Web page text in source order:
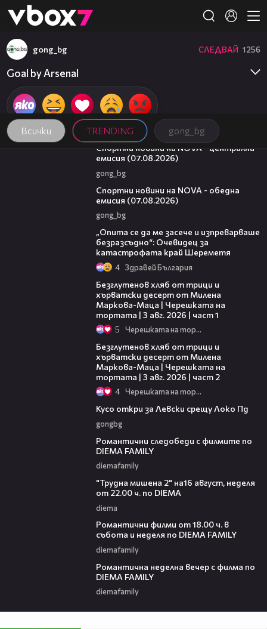
👾
Всички TRENDING gong_bg
gong_bg СЛЕДВАЙ 1256
Goal by Arsenal
05:18
Спортни новини на NOVA - централна
емисия (07.08.2026)
gong_bg
Спортни новини на NOVA - обедна
емисия (07.08.2026)
gong_bg
„Опита се да ме засече и изпреварваше
безразсъдно“: Очевидец за
катастрофата край Шереметя
4 Здравей България
Безглутенов хляб от трици и
хърватски десерт от Милена
Маркова-Маца | Черешката на
тортата | 3 авг. 2026 | част 1
5 Черешката на тортата
Безглутенов хляб от трици и
хърватски десерт от Милена
Маркова-Маца | Черешката на
тортата | 3 авг. 2026 | част 2
4 Черешката на тортата
Кусо откри за Левски срещу Локо Пд
gongbg
Романтични следобеди с филмите по
DIEMA FAMILY
diemafamily
"Трудна мишена 2" на16 август, неделя
от 22.00 ч. по DIEMA
diema
Романтични филми от 18.00 ч. в
събота и неделя по DIEMA FAMILY
diemafamily
Романтичнa неделна вечер с филма по
DIEMA FAMILY
diemafamily